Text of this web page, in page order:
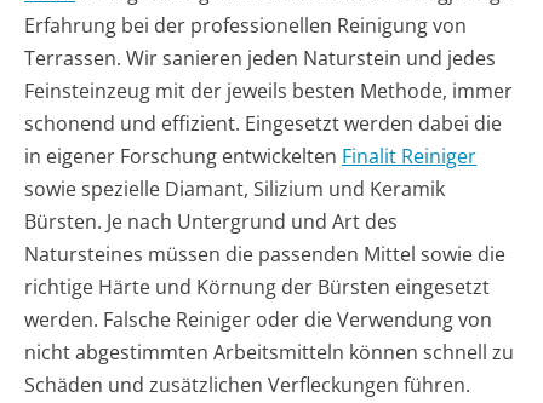
Erfahrung bei der professionellen Reinigung von
Terrassen. Wir sanieren jeden Naturstein und jedes
Feinsteinzeug mit der jeweils besten Methode, immer
schonend und effizient. Eingesetzt werden dabei die
in eigener Forschung entwickelten Finalit Reiniger
sowie spezielle Diamant, Silizium und Keramik
Bürsten. Je nach Untergrund und Art des
Natursteines müssen die passenden Mittel sowie die
richtige Härte und Körnung der Bürsten eingesetzt
werden. Falsche Reiniger oder die Verwendung von
nicht abgestimmten Arbeitsmitteln können schnell zu
Schäden und zusätzlichen Verfleckungen führen.